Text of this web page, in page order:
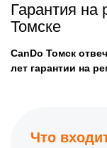
Гарантия на
Томске
CanDo Томск
лет гарантии на
Что